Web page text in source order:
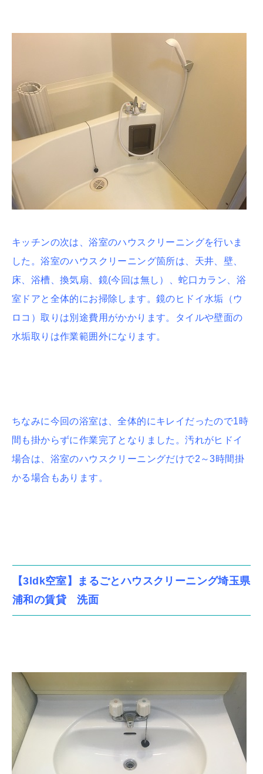
キッチンの次は、浴室のハウスクリーニングを行いま
した。浴室のハウスクリーニング箇所は、天井、壁、
床、浴槽、換気扇、鏡(今回は無し）、蛇口カラン、浴
室ドアと全体的にお掃除します。鏡のヒドイ水垢（ウ
ロコ）取りは別途費用がかかります。タイルや壁面の
水垢取りは作業範囲外になります。
ちなみに今回の浴室は、全体的にキレイだったので1時
間も掛からずに作業完了となりました。汚れがヒドイ
場合は、浴室のハウスクリーニングだけで2～3時間掛
かる場合もあります。
【3ldk空室】まるごとハウスクリーニング埼玉県
浦和の賃貸 洗面